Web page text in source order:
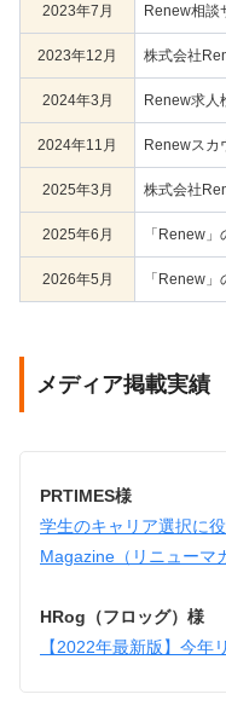
2023年7月 Renew相談
2023年12月 株式会社
2024年3月 Renew求人
2024年11月 Renewスカ
2025年3月 株式会社
2025年6月 「Renew
2026年5月 「Renew
メディア掲載実績
PRTIMES様
学生のキャリア選択に
Magazine（リニューマ
HRog（フロッグ）様
【2022年最新版】今年